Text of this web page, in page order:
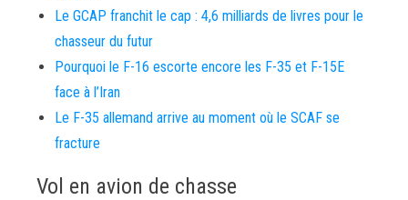
Le GCAP franchit le cap : 4,6 milliards de livres pour le
chasseur du futur
Pourquoi le F-16 escorte encore les F-35 et F-15E
face à l’Iran
Le F-35 allemand arrive au moment où le SCAF se
fracture
Vol en avion de chasse